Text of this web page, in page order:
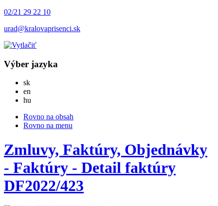
02/21 29 22 10
urad@kralovaprisenci.sk
Výber jazyka
skSlovensky
en
hu
Rovno na obsah
Rovno na menu
Zmluvy, Faktúry, Objednávky
- Faktúry - Detail faktúry
DF2022/423